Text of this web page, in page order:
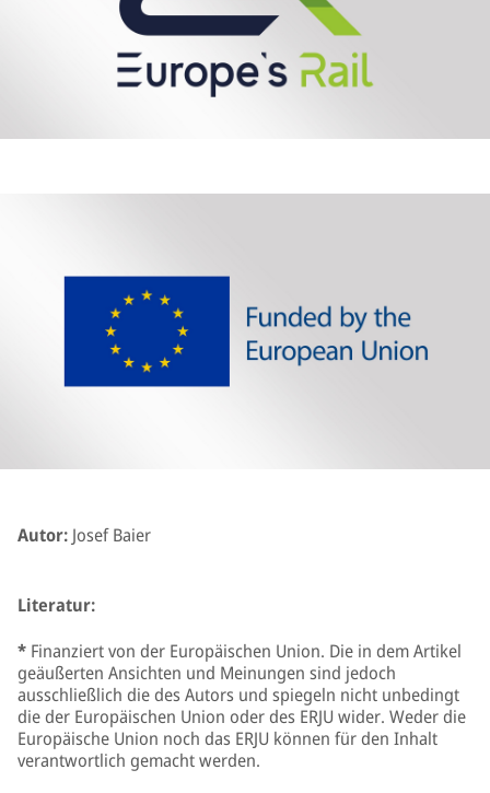
Autor: Josef Baier
Literatur:
* Finanziert von der Europäischen Union. Die in dem Artikel
geäußerten Ansichten und Meinungen sind jedoch
ausschließlich die des Autors und spiegeln nicht unbedingt
die der Europäischen Union oder des ERJU wider. Weder die
Europäische Union noch das ERJU können für den Inhalt
verantwortlich gemacht werden.